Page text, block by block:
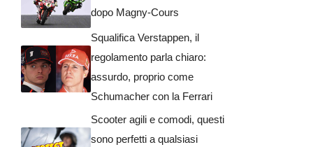
dopo Magny-Cours
Squalifica Verstappen, il
regolamento parla chiaro:
assurdo, proprio come
Schumacher con la Ferrari
Scooter agili e comodi, questi
sono perfetti a qualsiasi